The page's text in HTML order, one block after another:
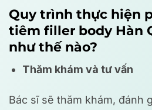
Quy trình thực hiện
tiêm filler body Hàn
như thế nào?
Thăm khám và tư vấn
Bác sĩ sẽ thăm khám, đánh